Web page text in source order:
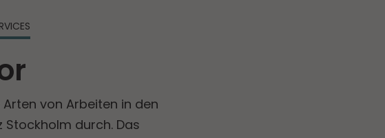
von Arbeiten in den
Stockholm durch. Das